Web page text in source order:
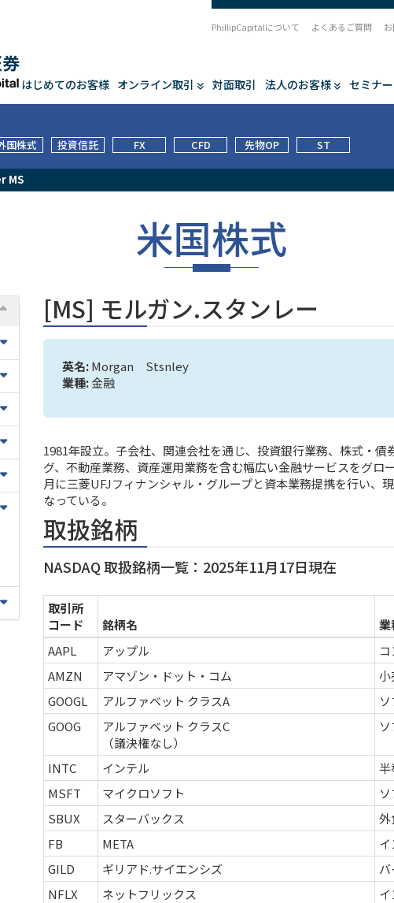
はじめてのお客様 オンライン取引 対面取引 法人のお客様 セミナー
PhillipCapitalについて よくあるご質問
国株式 投資信託 FX CFD 先物OP ST
MS
米国株式
[MS] モルガン.スタンレー
英名:Morgan Stsnley
業種:金融
1981年設立。子会社、関連会社を通じ、投資銀行業務、株式・債
グ、不動産業務、資産運用業務を含む幅広い金融サービスをグロ
月に三菱UFJフィナンシャル・グループと資本業務提携を行い、
なっている。
取扱銘柄
NASDAQ 取扱銘柄一覧：2025年11月17日現在
取引所
コード
銘柄名
業
AAPL
アップル
AMZN
アマゾン・ドット・コム
小
GOOGL
アルファベット クラスA
GOOG
アルファベット クラスC
（議決権なし）
INTC インテル
半
MSFT
マイクロソフト
SBUX
スターバックス
外
FB
META
GILD
ギリアド.サイエンシズ
NFLX
ネットフリックス